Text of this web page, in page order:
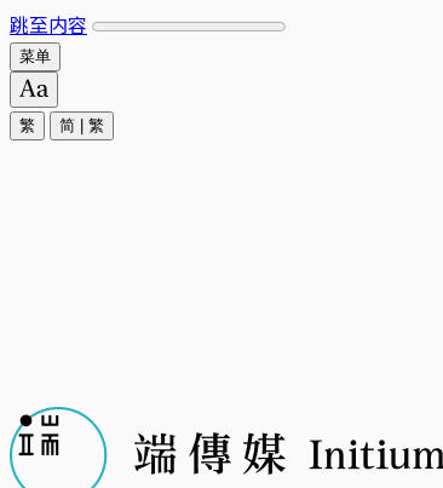
跳至内容
菜单
繁 简 繁